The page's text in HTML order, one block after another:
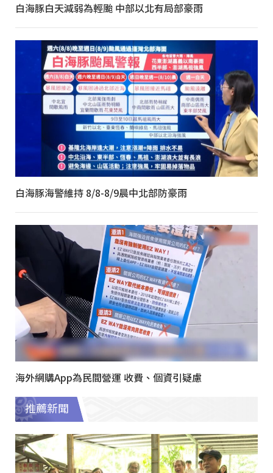
白海豚白天減弱為輕颱 中部以北有局部豪雨
白海豚海警維持 8/8-8/9晨中北部防豪雨
海外網購App為民間營運 收費、個資引疑慮
推薦新聞